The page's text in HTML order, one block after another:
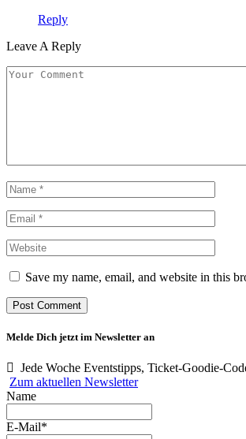
Reply
Leave A Reply
Save my name, email, and website in this
Melde Dich jetzt im Newsletter an
Jede Woche Eventstipps, Ticket-Goodie-
Zum aktuellen Newsletter
Name
E-Mail*